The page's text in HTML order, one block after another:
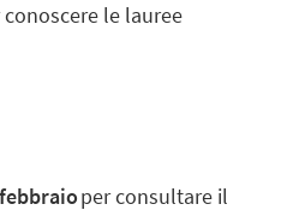
conoscere le lauree
per consultare il